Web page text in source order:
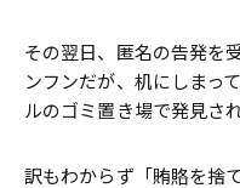
その翌日、匿名の告発を
ンフンだが、机にしまっ
ルのゴミ置き場で発見され
訳もわからず「賄賂を捨